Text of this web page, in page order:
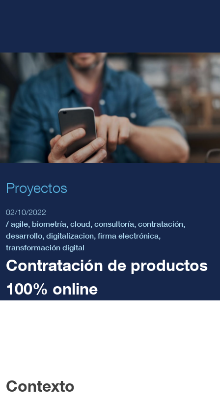
Proyectos
02/10/2022
/ agile, biometría, cloud, consultoría, contratación,
desarrollo, digitalizacion, firma electrónica,
transformación digital
Contratación de productos
100% online
Contexto